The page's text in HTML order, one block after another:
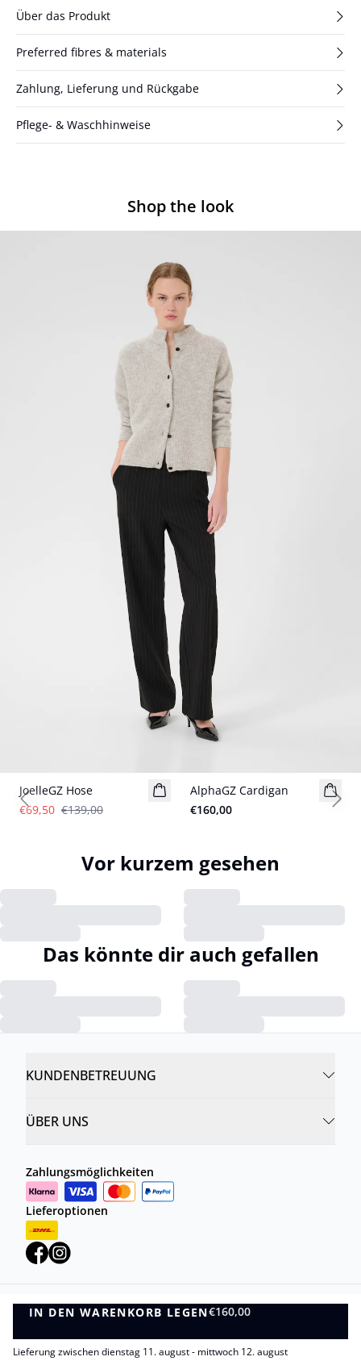
IN DEN WARENKORB LEGEN€160,00
IN DEN WARENKORB LEGEN
Lieferung zwischen dienstag 11. august - mittwoch 12. august
Über das Produkt
Preferred fibres & materials
Zahlung, Lieferung und Rückgabe
Pflege- & Waschhinweise
Shop the look
JoelleGZ Hose
€69,50 €139,00
AlphaGZ Cardigan
€160,00
Previous slide
Vor kurzem gesehen
Das könnte dir auch gefallen
KUNDENBETREUUNG
ÜBER UNS
Zahlungsmöglichkeiten
Lieferoptionen
Datenschutzrichtlinie Geschäftsbedingungen
©DK Company Online GmbH 2026